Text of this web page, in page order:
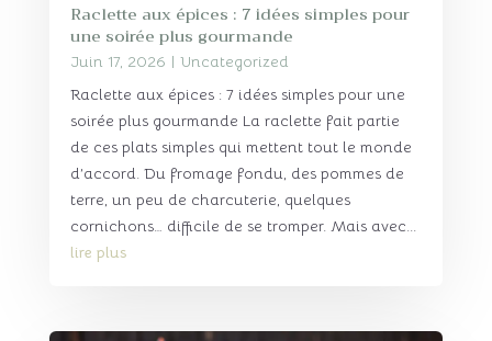
Raclette aux épices : 7 idées simples pour
une soirée plus gourmande
Juin 17, 2026 | Uncategorized
Raclette aux épices : 7 idées simples pour une
soirée plus gourmande La raclette fait partie
de ces plats simples qui mettent tout le monde
d’accord. Du fromage fondu, des pommes de
terre, un peu de charcuterie, quelques
cornichons… difficile de se tromper. Mais avec...
lire plus